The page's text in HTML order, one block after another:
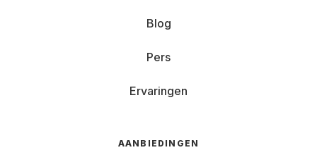
Blog
Pers
Ervaringen
AANBIEDINGEN